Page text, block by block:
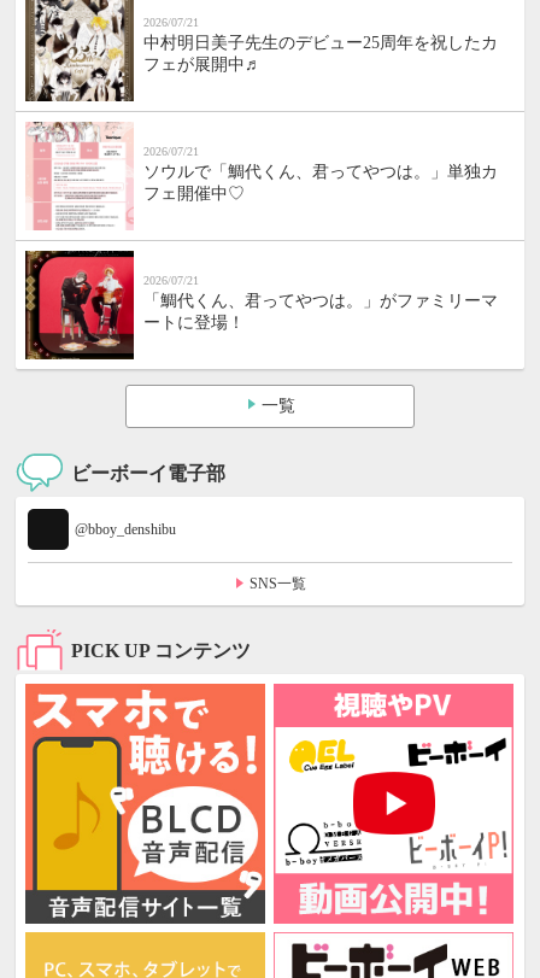
2026/07/21
中村明日美子先生のデビュー25周年を祝したカ
フェが展開中♬
2026/07/21
ソウルで「鯛代くん、君ってやつは。」単独カ
フェ開催中♡
2026/07/21
「鯛代くん、君ってやつは。」がファミリーマ
ートに登場！
一覧
ビーボーイ電子部
@bboy_denshibu
SNS一覧
PICK UP コンテンツ